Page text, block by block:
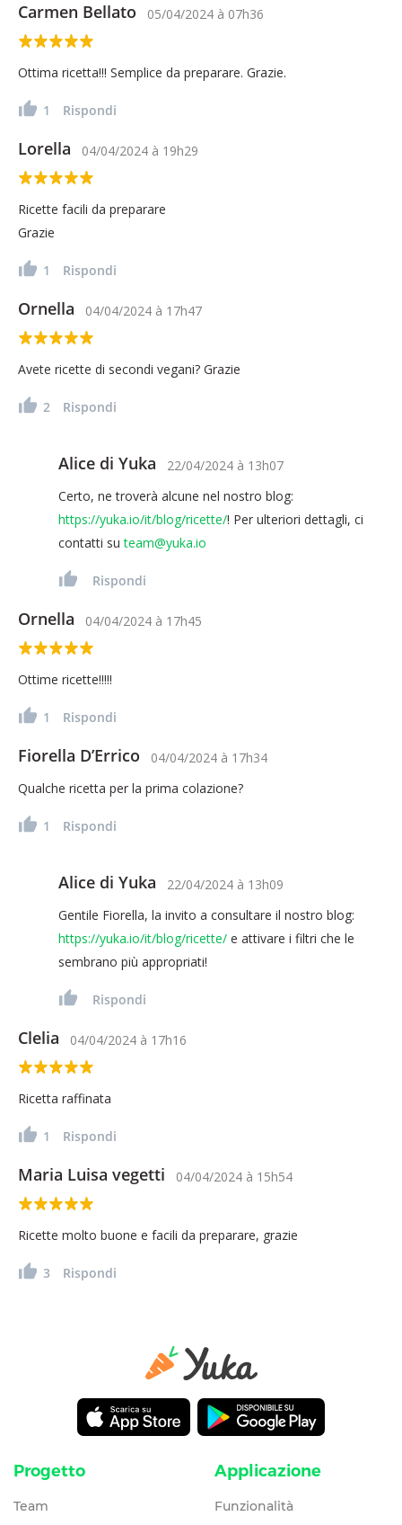
Carmen Bellato 05/04/2024 à 07h36
Ottima ricetta!!! Semplice da preparare. Grazie.
1 Rispondi
Lorella 04/04/2024 à 19h29
Ricette facili da preparare
Grazie
1 Rispondi
Ornella 04/04/2024 à 17h47
Avete ricette di secondi vegani? Grazie
2 Rispondi
Alice di Yuka 22/04/2024 à 13h07
Certo, ne troverà alcune nel nostro blog:
https://yuka.io/it/blog/ricette/! Per ulteriori dettagli, ci
contatti suteam@yuka.io
Rispondi
Ornella 04/04/2024 à 17h45
Ottime ricette!!!!!
1 Rispondi
Fiorella D’Errico 04/04/2024 à 17h34
Qualche ricetta per la prima colazione?
1 Rispondi
Alice di Yuka 22/04/2024 à 13h09
Gentile Fiorella, la invito a consultare il nostro blog:
https://yuka.io/it/blog/ricette/ e attivare i filtri che le
sembrano più appropriati!
Rispondi
Clelia 04/04/2024 à 17h16
Ricetta raffinata
1 Rispondi
Maria Luisa vegetti 04/04/2024 à 15h54
Ricette molto buone e facili da preparare, grazie
3 Rispondi
Progetto
Team
Applicazione
Funzionalità